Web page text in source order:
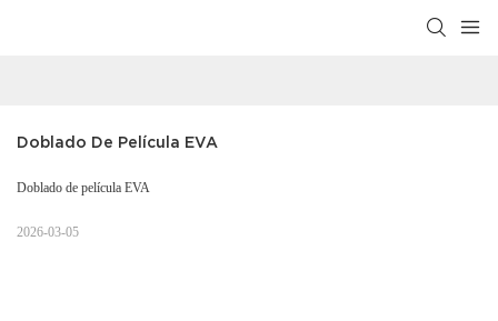
Doblado De Película EVA
Doblado de película EVA
2026-03-05